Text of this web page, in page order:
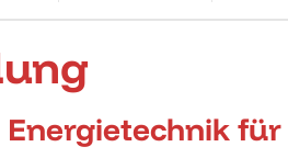
Energietechnik